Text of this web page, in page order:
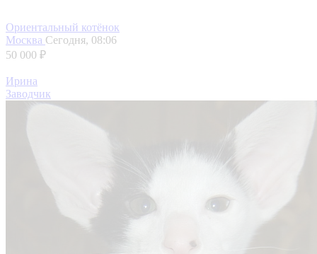
Ориентальный котёнок
Москва Сегодня, 08:06
50 000 ₽
Ирина
Заводчик